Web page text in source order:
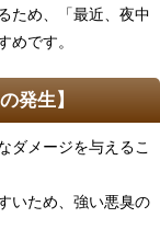
ため、「最近、夜中
です。
発生】
ダメージを与えるこ
いため、強い悪臭の